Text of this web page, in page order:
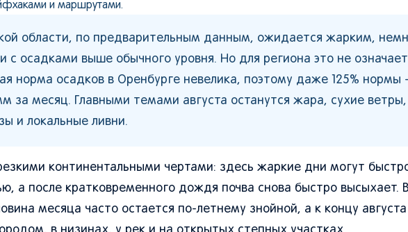
и маршрутами.
области, по предварительным данным, ожидается жарким,
с осадками выше обычного уровня. Но для региона это не означает
норма осадков в Оренбурге невелика, поэтому даже 125% нормы
за месяц. Главными темами августа останутся жара, сухие
и локальные ливни.
континентальными чертами: здесь жаркие дни могут
а после кратковременного дождя почва снова быстро высыхает.
месяца часто остается по-летнему знойной, а к концу